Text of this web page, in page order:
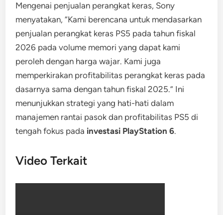
Mengenai penjualan perangkat keras, Sony
menyatakan, “Kami berencana untuk mendasarkan
penjualan perangkat keras PS5 pada tahun fiskal
2026 pada volume memori yang dapat kami
peroleh dengan harga wajar. Kami juga
memperkirakan profitabilitas perangkat keras pada
dasarnya sama dengan tahun fiskal 2025.” Ini
menunjukkan strategi yang hati-hati dalam
manajemen rantai pasok dan profitabilitas PS5 di
tengah fokus pada investasi PlayStation 6.
Video Terkait